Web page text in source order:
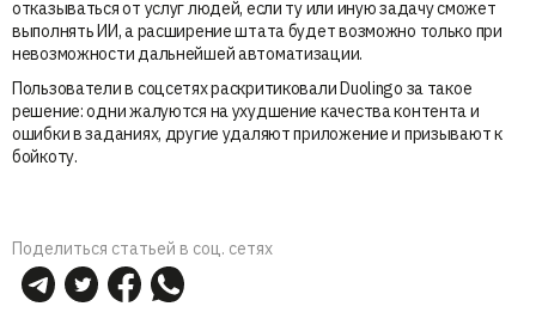
отказываться от услуг людей, если ту или иную задачу сможет
выполнять ИИ, а расширение штата будет возможно только при
невозможности дальнейшей автоматизации.
Пользователи в соцсетях раскритиковали Duolingo за такое
решение: одни жалуются на ухудшение качества контента и
ошибки в заданиях, другие удаляют приложение и призывают к
бойкоту.
Поделиться статьей в соц. сетях